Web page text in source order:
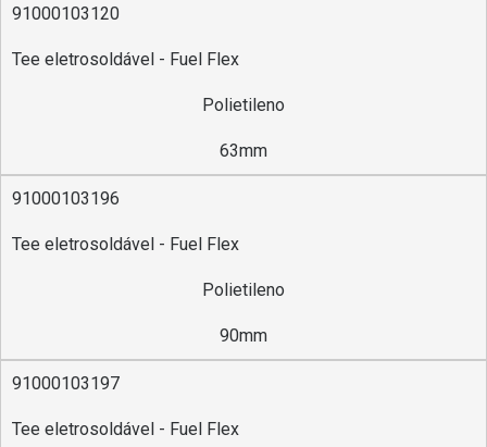
91000103120
Tee eletrosoldável - Fuel Flex
Polietileno
63mm
91000103196
Tee eletrosoldável - Fuel Flex
Polietileno
90mm
91000103197
Tee eletrosoldável - Fuel Flex